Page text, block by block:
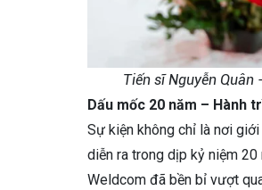
Tiến sĩ Nguyễn Quân
Dấu mốc 20 năm – Hành
Sự kiện không chỉ là nơi
diễn ra trong dịp kỷ niệm
Weldcom đã bền bỉ vượt